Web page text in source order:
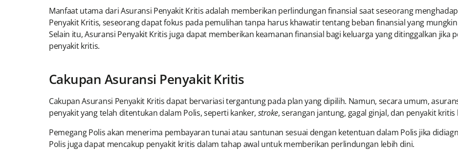
Manfaat utama dari Asuransi Penyakit Kritis adalah memberikan perlindungan finansial saat seseorang
Penyakit Kritis, seseorang dapat fokus pada pemulihan tanpa harus khawatir tentang beban finansial yang
Selain itu, Asuransi Penyakit Kritis juga dapat memberikan keamanan finansial bagi keluarga yang ditinggalkan jika
penyakit kritis.
Cakupan Asuransi Penyakit Kritis
Cakupan Asuransi Penyakit Kritis dapat bervariasi tergantung pada plan yang dipilih. Namun, secara umum,
penyakit yang telah ditentukan dalam Polis, seperti kanker, stroke, serangan jantung, gagal ginjal, dan penyakit kritis
Pemegang Polis akan menerima pembayaran tunai atau santunan sesuai dengan ketentuan dalam Polis jika
Polis juga dapat mencakup penyakit kritis dalam tahap awal untuk memberikan perlindungan lebih dini.